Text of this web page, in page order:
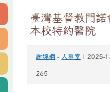
臺灣基督教門
本校特約醫院
謝婉嫻 - 人事室 | 2025-
265